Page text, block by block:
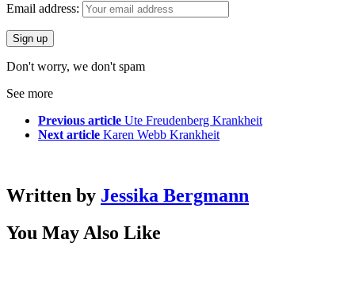
Email address:
Don't worry, we don't spam
See more
Previous article Ute Freudenberg Krankheit
Next article Karen Webb Krankheit
Written by Jessika Bergmann
You May Also Like